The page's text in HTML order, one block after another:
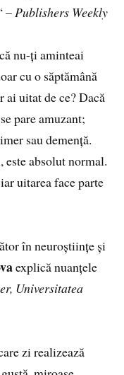
–Publishers Weekly
nu-ți aminteai
cu o săptămână
ai uitat de ce? Dacă
pare amuzant;
sau demență.
absolut normal.
uitarea face parte
în neuroștiințe și
explică nuanțele
Universitatea
zi realizează